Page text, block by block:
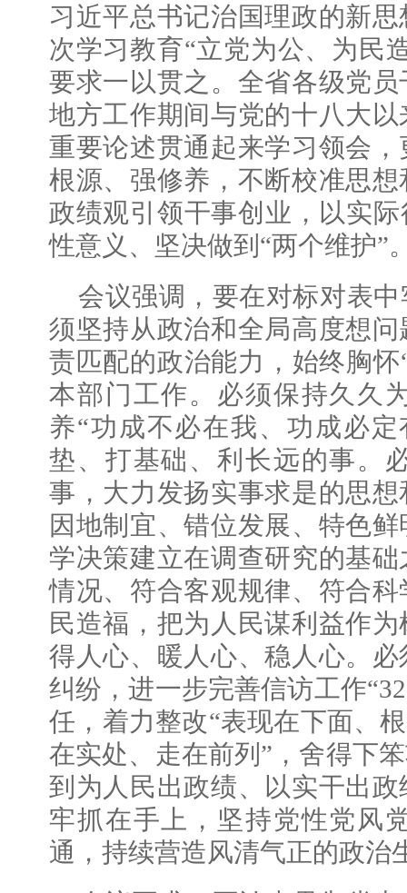
习近平总书记治国理政的新
次学习教育“立党为公、为民
要求一以贯之。全省各级党
地方工作期间与党的十八大
重要论述贯通起来学习领会
根源、强修养，不断校准思
政绩观引领干事创业，以实
性意义、坚决做到“两个维护”
会议强调，要在对标对表
须坚持从政治和全局高度想
责匹配的政治能力，始终胸
本部门工作。必须保持久久
养“功成不必在我、功成必
垫、打基础、利长远的事。
事，大力发扬实事求是的思
因地制宜、错位发展、特色
学决策建立在调查研究的基
情况、符合客观规律、符合
民造福，把为人民谋利益作
得人心、暖人心、稳人心。
纠纷，进一步完善信访工作
任，着力整改“表现在下面、
在实处、走在前列”，舍得下
到为人民出政绩、以实干出
牢抓在手上，坚持党性党风
通，持续营造风清气正的政治